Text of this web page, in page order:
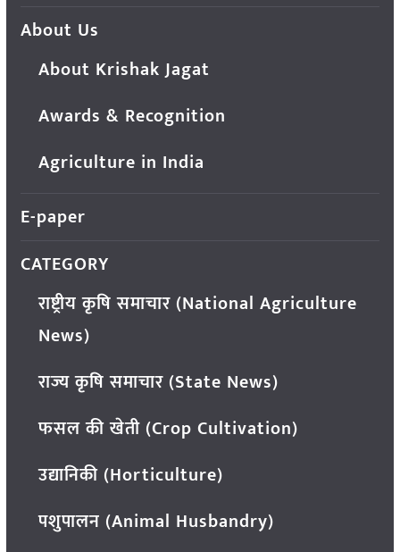
About Us
About Krishak Jagat
Awards & Recognition
Agriculture in India
E-paper
CATEGORY
राष्ट्रीय कृषि समाचार (National Agriculture
News)
राज्य कृषि समाचार (State News)
फसल की खेती (Crop Cultivation)
उद्यानिकी (Horticulture)
पशुपालन (Animal Husbandry)